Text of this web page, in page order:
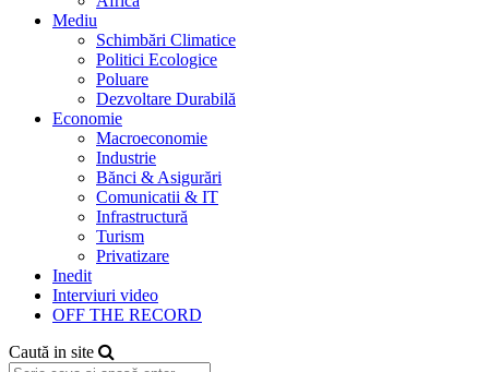
Mediu
Schimbări Climatice
Politici Ecologice
Poluare
Dezvoltare Durabilă
Economie
Macroeconomie
Industrie
Bănci & Asigurări
Comunicatii & IT
Infrastructură
Turism
Privatizare
Inedit
Interviuri video
OFF THE RECORD
Caută in site